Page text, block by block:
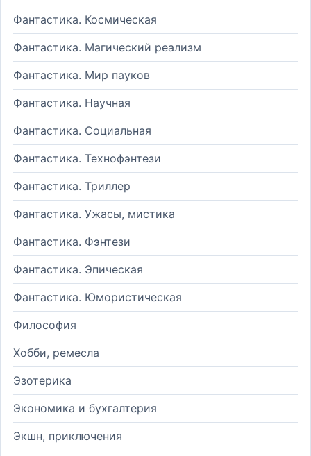
Фантастика. Космическая
Фантастика. Магический реализм
Фантастика. Мир пауков
Фантастика. Научная
Фантастика. Социальная
Фантастика. Технофэнтези
Фантастика. Триллер
Фантастика. Ужасы, мистика
Фантастика. Фэнтези
Фантастика. Эпическая
Фантастика. Юмористическая
Философия
Хобби, ремесла
Эзотерика
Экономика и бухгалтерия
Экшн, приключения